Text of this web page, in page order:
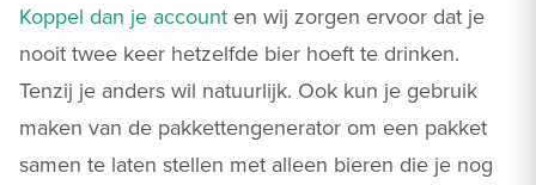
Koppel dan je account en wij zorgen ervoor dat je
nooit twee keer hetzelfde bier hoeft te drinken.
Tenzij je anders wil natuurlijk. Ook kun je gebruik
maken van de pakkettengenerator om een pakket
samen te laten stellen met alleen bieren die je nog